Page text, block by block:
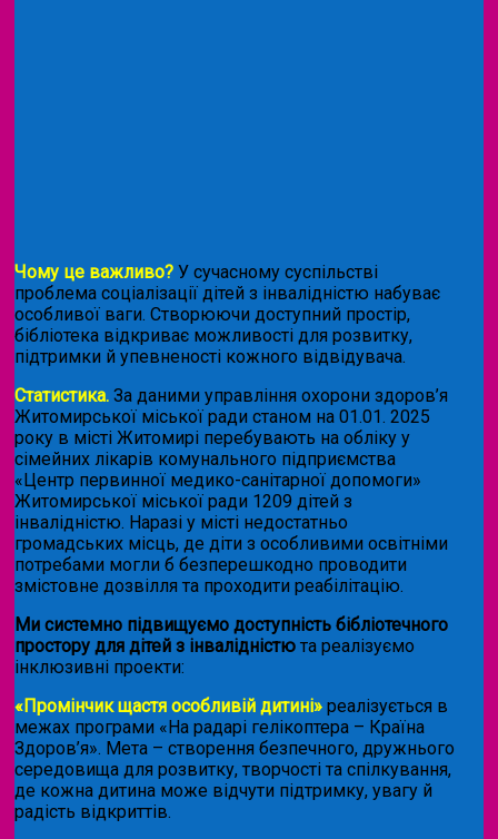
Чому це важливо? У сучасному суспільстві
проблема соціалізації дітей з інвалідністю набуває
особливої ваги. Створюючи доступний простір,
бібліотека відкриває можливості для розвитку,
підтримки й упевненості кожного відвідувача.
Статистика. За даними управління охорони здоров’я
Житомирської міської ради станом на 01.01. 2025
року в місті Житомирі перебувають на обліку у
сімейних лікарів комунального підприємства
«Центр первинної медико-санітарної допомоги»
Житомирської міської ради 1209 дітей з
інвалідністю. Наразі у місті недостатньо
громадських місць, де діти з особливими освітніми
потребами могли б безперешкодно проводити
змістовне дозвілля та проходити реабілітацію.
Ми системно підвищуємо доступність бібліотечного
простору для дітей з інвалідністю та реалізуємо
інклюзивні проекти:
«Промінчик щастя особливій дитині» реалізується в
межах програми «На радарі гелікоптера – Країна
Здоров’я». Мета – створення безпечного, дружнього
середовища для розвитку, творчості та спілкування,
де кожна дитина може відчути підтримку, увагу й
радість відкриттів.